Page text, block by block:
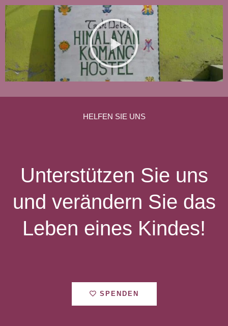
s
n
HELFEN SIE UNS
Unterstützen Sie uns
und verändern Sie das
Leben eines Kindes!
SPENDEN